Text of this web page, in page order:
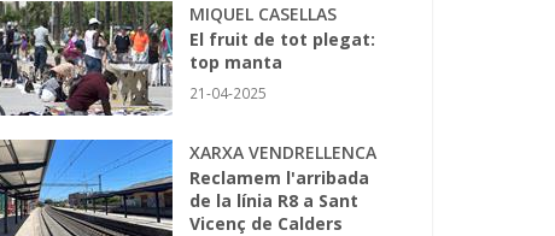
MIQUEL CASELLAS
El fruit de tot plegat:
top manta
21-04-2025
XARXA VENDRELLENCA
Reclamem l'arribada
de la línia R8 a Sant
Vicenç de Calders